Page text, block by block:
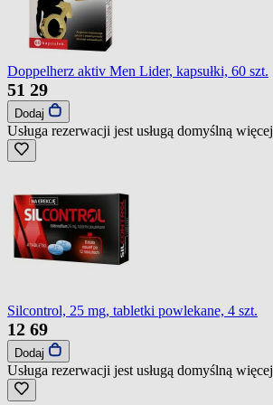
Doppelherz aktiv Men Lider, kapsułki, 60 szt.
51 29
Dodaj
Usługa rezerwacji jest usługą domyślną więcej
Silcontrol, 25 mg, tabletki powlekane, 4 szt.
12 69
Dodaj
Usługa rezerwacji jest usługą domyślną więcej